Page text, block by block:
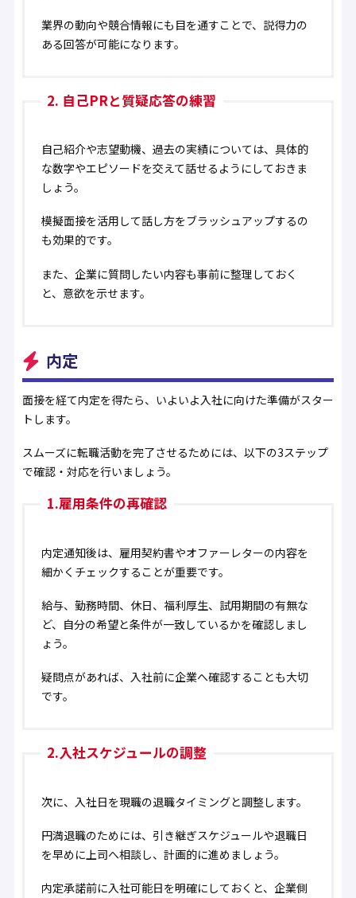
業界の動向や競合情報にも目を通すことで、説得力の
ある回答が可能になります。
2. 自己PRと質疑応答の練習
自己紹介や志望動機、過去の実績については、具体的
な数字やエピソードを交えて話せるようにしておきま
しょう。
模擬面接を活用して話し方をブラッシュアップするの
も効果的です。
また、企業に質問したい内容も事前に整理しておく
と、意欲を示せます。
内定
面接を経て内定を得たら、いよいよ入社に向けた準備がスター
トします。
スムーズに転職活動を完了させるためには、以下の3ステップ
で確認・対応を行いましょう。
1.雇用条件の再確認
内定通知後は、雇用契約書やオファーレターの内容を
細かくチェックすることが重要です。
給与、勤務時間、休日、福利厚生、試用期間の有無な
ど、自分の希望と条件が一致しているかを確認しまし
ょう。
疑問点があれば、入社前に企業へ確認することも大切
です。
2.入社スケジュールの調整
次に、入社日を現職の退職タイミングと調整します。
円満退職のためには、引き継ぎスケジュールや退職日
を早めに上司へ相談し、計画的に進めましょう。
内定承諾前に入社可能日を明確にしておくと、企業側